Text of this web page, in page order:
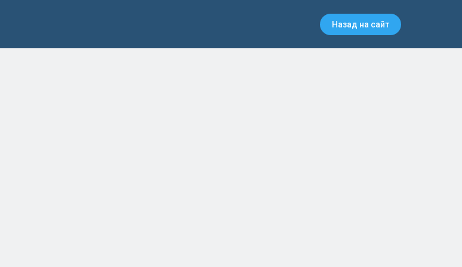
Назад на сайт